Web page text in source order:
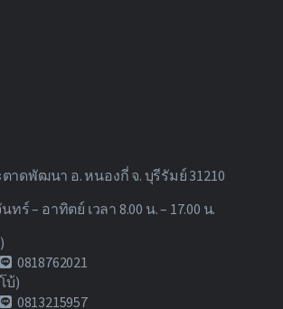
ตาดพัฒนา อ. หนองกี่ จ. บุรีรัมย์ 31210
ร์ – อาทิตย์ เวลา 8.00 น. – 17.00 น.
0818762021
บ้)
0813215957